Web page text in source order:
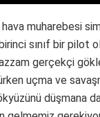
muharebesi
sınıf bir pilot
gerçekçi
uçma ve
düşmana